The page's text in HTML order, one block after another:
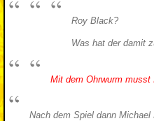
Roy Black?
Was hat der damit
Mit dem Ohrwurm
Nach dem Spiel dann Michael